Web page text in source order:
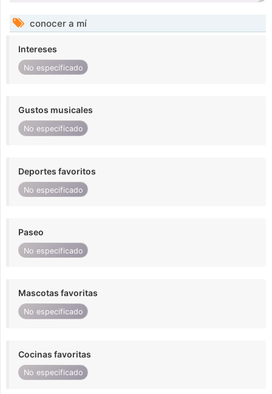
conocer a mí
Intereses
No especificado
Gustos musicales
No especificado
Deportes favoritos
No especificado
Paseo
No especificado
Mascotas favoritas
No especificado
Cocinas favoritas
No especificado